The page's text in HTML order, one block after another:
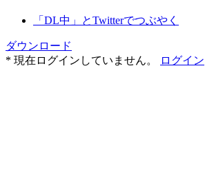
「DL中」とTwitterでつぶやく
ダウンロード
* 現在ログインしていません。
ログイン